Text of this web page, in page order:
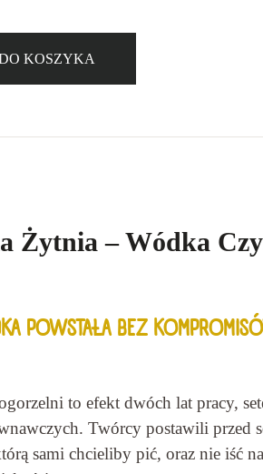
KOSZYKA
Żytnia – Wódka
POWSTAŁA BEZ
to efekt dwóch lat pracy,
Twórcy postawili przed
sami chcieliby pić, oraz nie iść